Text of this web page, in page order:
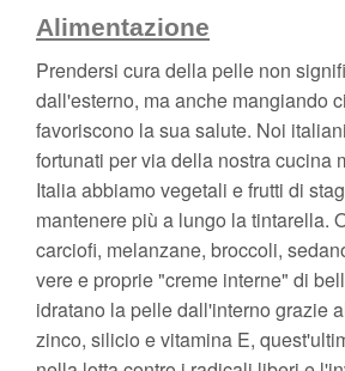
Alimentazione
Prendersi cura della pelle non
dall'esterno, ma anche mangiando
favoriscono la sua salute. Noi
fortunati per via della nostra cucina
Italia abbiamo vegetali e frutti di
mantenere più a lungo la tintarella.
carciofi, melanzane, broccoli,
vere e proprie "creme interne" di
idratano la pelle dall'interno grazie
zinco, silicio e vitamina E,